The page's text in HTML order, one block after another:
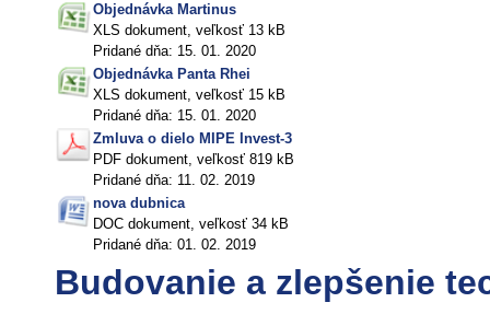
Objednávka Martinus
XLS dokument, veľkosť 13 kB
Pridané dňa: 15. 01. 2020
Objednávka Panta Rhei
XLS dokument, veľkosť 15 kB
Pridané dňa: 15. 01. 2020
Zmluva o dielo MIPE Invest-3
PDF dokument, veľkosť 819 kB
Pridané dňa: 11. 02. 2019
nova dubnica
DOC dokument, veľkosť 34 kB
Pridané dňa: 01. 02. 2019
Budovanie a zlepšenie